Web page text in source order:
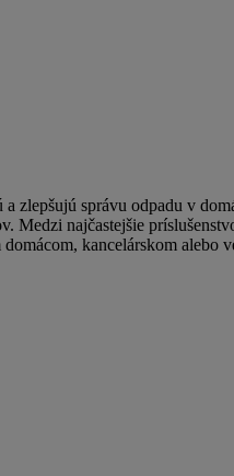
zlepšujú správu odpadu v
najčastejšie
kancelárskom alebo